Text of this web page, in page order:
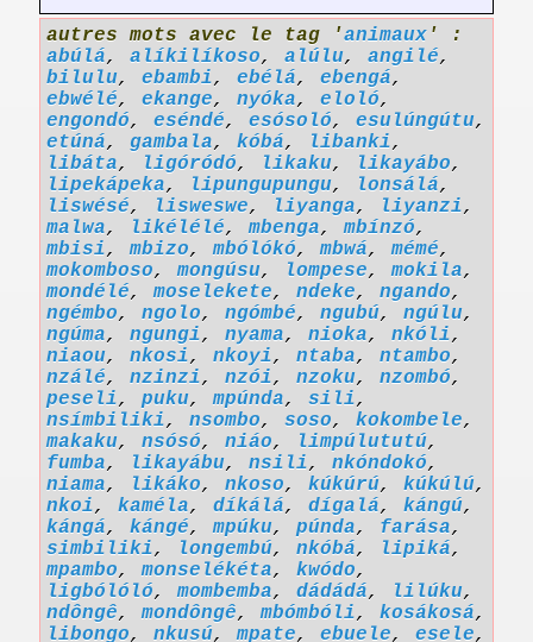
autres mots avec le tag 'animaux ' :
abúlá, alíkilíkoso, alúlu, angilé,
bilulu, ebambi, ebélá, ebengá,
ebwélé, ekange, nyóka, eloló,
engondó, eséndé, esósoló, esulúngútu,
etúná, gambala, kóbá, libanki,
libáta, ligóródó, likaku, likayábo,
lipekápeka, lipungupungu, lonsálá,
liswésé, lisweswe, liyanga, liyanzi,
malwa, likélélé,mbenga,mbínzó,
mbisi,mbizo,mbólókó,mbwá,mémé,
mokomboso,mongúsu, lompese,mokila,
mondélé,moselekete, ndeke, ngando,
ngémbo, ngolo, ngómbé, ngubú, ngúlu,
ngúma, ngungi, nyama, nioka, nkóli,
niaou, nkosi, nkoyi, ntaba, ntambo,
nzálé, nzinzi, nzói, nzoku, nzombó,
peseli, puku,mpúnda, sili,
nsímbiliki, nsombo, soso, kokombele,
makaku, nsósó, niáo, limpúlututú,
fumba, likayábu, nsili, nkóndokó,
niama, likáko, nkoso, kúkúrú, kúkúlú,
nkoi, kaméla, díkálá, dígalá, kángú,
kángá, kángé,mpúku, púnda, farása,
simbiliki, longembú, nkóbá, lipiká,
mpambo,monselékéta, kwódo,
ligbólóló,mombemba, dádádá, lilúku,
ndôngê,mondôngê,mbómbóli, kosákosá,
libongo, nkusú,mpate, ebuele, esele,